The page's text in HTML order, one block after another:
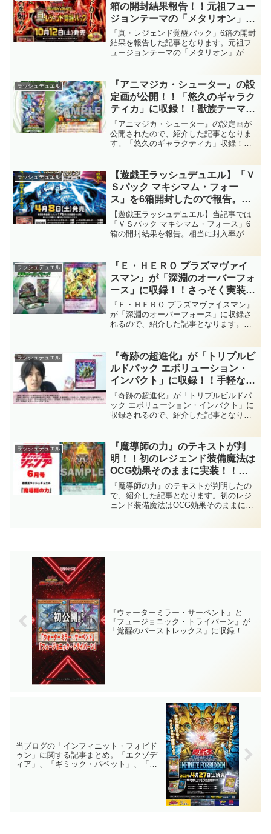
箱の開封結果報告！！元祖フュー
ジョンテーマの「メタリオン」が
待望の大幅強化！！OCGから実
装の「アンティーク・ギア(古代
の機械)」、新テーマの「レジェ
戯王ラッシュデュエル】
「真・レジェンド覚醒パック」6箱の開封
結果を報告した記事となります。元祖フ
ュージョンテーマの「メタリオン」が待
の「レジェンド」も狙っていきます！！
【遊戯王ラッシュデュエル】
ラッシュデュエル
『アニマジカ・シューター』の設
定画が公開！！「悠久のギャラク
ティカ」に収録！！獣族テーマ
「アニマジカ」のエース！！設定
画の真正面の姿やフードを被った
姿だと、かなり可愛らしい顔立ち
シュデュエル】
『アニマジカ・シューター』の設定画が
公開されたので、紹介した記事となりま
す。「悠久のギャラクティカ」収録！！
だと、かなり可愛らしい顔立ちをしてい
ますね～。【遊戯王ラッシュデュエル】
ラッシュデュエル
【遊戯王ラッシュデュエル】「Ｖ
Ｓパック マキシマム・フォー
ス」を6箱開封したので報告。オ
ーバーラッシュレア来るか！？
【遊戯王ラッシュデュエル】当記事では
「ＶＳパック マキシマム・フォース」6
箱の開封結果を報告。相当に封入率が低
で当てることが出来たのでしょう
か……？
ラッシュデュエル
『Ｅ・ＨＥＲＯ プラズマヴァイ
スマン』が「深淵のオーバーフォ
ース」に収録！！さっそく実装さ
れた『Ｅ・ＨＥＲＯ エッジマ
ン』のフュージョンモンスタ
ー！！高性能な除去効果の追加は
ッシュデュエル】
『Ｅ・ＨＥＲＯ プラズマヴァイスマン』
が「深淵のオーバーフォース」に収録さ
れるので、紹介した記事となります。さ
性能な除去効果の追加はありがたいです
ね～。【遊戯王ラッシュデュエル】
ラッシュデュエル
『奇跡の超進化』が「トリプルビ
ルドパック エボリューション・
インパクト」に収録！！手軽な条
件で恐竜族モンスターへの耐性付
与が行える罠カード！！追加効果
では、なんと墓地フュージョンが
ル】
『奇跡の超進化』が「トリプルビルドパ
ック エボリューション・インパクト」に
収録されるので、紹介した記事となりま
では、なんと墓地フュージョンが可
能！？【遊戯王ラッシュデュエル】
ラッシュデュエル
『魔導師の力』のテキストが判
明！！初のレジェンド装備魔法は
OCG効果そのままに実装！！最
大2000もの上昇値は圧巻で
す……。「最強ジャンプ(2024年6
月号)」付属カード！！【遊戯王
『魔導師の力』のテキストが判明したの
で、紹介した記事となります。初のレジ
ェンド装備魔法はOCG効果そのままに実
『ウォーターミラー・サーペント』と
『フュージョニック・トライバーン』が
「覚醒のバーストレックス」に収録！！
当ブログの「インフィニット・フォビド
ゥン」に関する記事まとめ。「エクゾデ
ィア」、「ギミック・パペット」、「白